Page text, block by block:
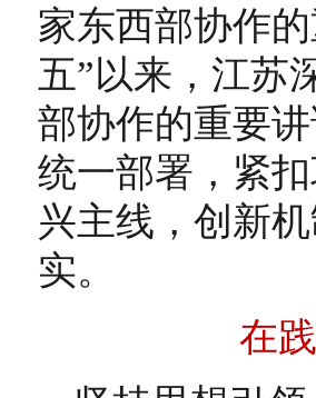
家东西部协作
五”以来，江苏
部协作的重要
统一部署，紧
兴主线，创新
实。
在